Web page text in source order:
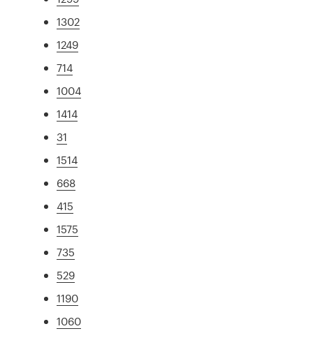
1302
1249
714
1004
1414
31
1514
668
415
1575
735
529
1190
1060